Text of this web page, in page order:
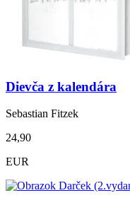
Dievča z kalendára
Sebastian Fitzek
24,90
EUR